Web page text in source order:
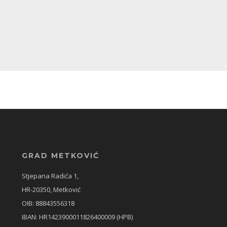
GRAD METKOVIĆ
Stjepana Radića 1,
HR-20350, Metković
OIB: 88843556318
IBAN: HR1423900011826400009 (HPB)